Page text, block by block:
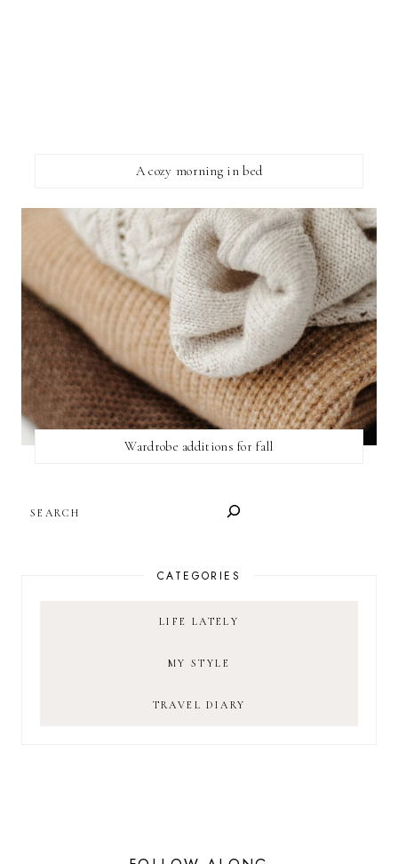
A cozy morning in bed
Wardrobe additions for fall
CATEGORIES
LIFE LATELY
MY STYLE
TRAVEL DIARY